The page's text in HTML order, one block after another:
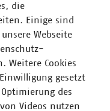
Woche der
die Möglichkeit,
Partnern
Herr
und Klima eine
Zeit sei. Dabei
die
Einige sind
Webseite
Weitere Cookies
gesetzt
des
Videos nutzen